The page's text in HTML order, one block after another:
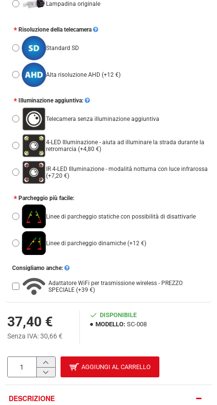
37,40 €
Senza IVA: 30,66 €
DISPONIBILE
MODELLO: SC-008
Lampadina originale
Risoluzione della telecamera
Standard SD
Alta risoluzione AHD (+12 €)
Illuminazione aggiuntiva:
Telecamera senza illuminazione aggiuntiva
4-LED Illuminazione - aiuta ad illuminare la strada durante la
retromarcia (+4,80 €)
IR 4-LED Illuminazione - modalità notturna con luce infrarossa
(+7,20 €)
Parcheggio più facile:
Linee di parcheggio statiche con possibilità di disattivarle
Linee di parcheggio dinamiche (+12 €)
Consigliamo anche:
Adattatore WiFi per trasmissione wireless - PREZZO
SPECIALE (+39 €)
AGGIUNGI AL CARRELLO
DESCRIZIONE